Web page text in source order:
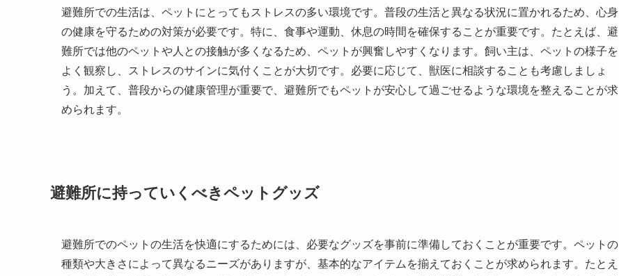
避難所での生活は、ペットにとってもストレスの多い環境です。普段の生活と異なる状況に置かれるため、心身
の健康を守るための対策が必要です。特に、食事や運動、休息の時間を確保することが重要です。たとえば、避
難所では他のペットや人との接触が多くなるため、ペットが興奮しやすくなります。飼い主は、ペットの様子を
よく観察し、ストレスのサインに気付くことが大切です。必要に応じて、獣医に相談することも考慮しましょ
う。加えて、普段からの健康管理が重要で、避難所でもペットが安心して過ごせるような環境を整えることが求
められます。
避難所に持っていくべきペットグッズ
避難所でのペットの生活を快適にするためには、必要なグッズを事前に準備しておくことが重要です。ペットの
種類や大きさによって異なるニーズがありますが、基本的なアイテムを揃えておくことが求められます。たとえ